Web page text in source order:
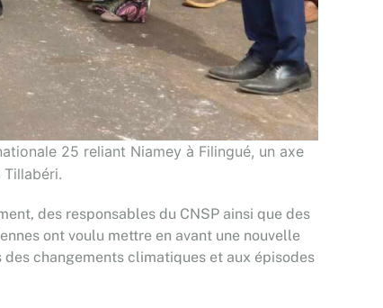
25 reliant Niamey à Filingué, un axe
des responsables du CNSP ainsi que des
ont voulu mettre en avant une nouvelle
changements climatiques et aux épisodes